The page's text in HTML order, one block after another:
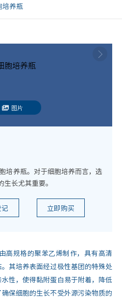
培养瓶
培养瓶。对于细胞培养而言，选
长尤其重要。
立即购买
图片
高规格的聚苯乙烯制作，具有高清
其培养表面经过极性基团的特殊处
性，使得黏附蛋白易于附着，降低
保细胞的生长不受外源污染物质的